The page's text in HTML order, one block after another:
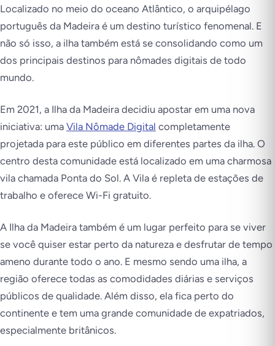
Localizado no meio do oceano Atlântico, o arquipélago
português da Madeira é um destino turístico fenomenal. E
não só isso, a ilha também está se consolidando como um
dos principais destinos para nômades digitais de todo
mundo.
Em 2021, a Ilha da Madeira decidiu apostar em uma nova
iniciativa: uma Vila Nômade Digital completamente
projetada para este público em diferentes partes da ilha. O
centro desta comunidade está localizado em uma charmosa
vila chamada Ponta do Sol. A Vila é repleta de estações de
trabalho e oferece Wi-Fi gratuito.
A Ilha da Madeira também é um lugar perfeito para se viver
se você quiser estar perto da natureza e desfrutar de tempo
ameno durante todo o ano. E mesmo sendo uma ilha, a
região oferece todas as comodidades diárias e serviços
públicos de qualidade. Além disso, ela fica perto do
continente e tem uma grande comunidade de expatriados,
especialmente britânicos.